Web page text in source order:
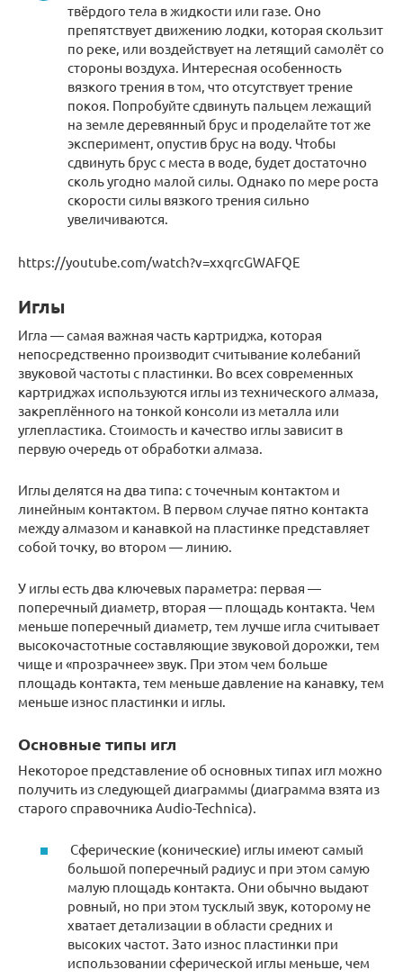
твёрдого тела в жидкости или газе. Оно
препятствует движению лодки, которая скользит
по реке, или воздействует на летящий самолёт со
стороны воздуха. Интересная особенность
вязкого трения в том, что отсутствует трение
покоя. Попробуйте сдвинуть пальцем лежащий
на земле деревянный брус и проделайте тот же
эксперимент, опустив брус на воду. Чтобы
сдвинуть брус с места в воде, будет достаточно
сколь угодно малой силы. Однако по мере роста
скорости силы вязкого трения сильно
увеличиваются.
https://youtube.com/watch?v=xxqrcGWAFQE
Иглы
Игла — самая важная часть картриджа, которая
непосредственно производит считывание колебаний
звуковой частоты с пластинки. Во всех современных
картриджах используются иглы из технического алмаза,
закреплённого на тонкой консоли из металла или
углепластика. Стоимость и качество иглы зависит в
первую очередь от обработки алмаза.
Иглы делятся на два типа: с точечным контактом и
линейным контактом. В первом случае пятно контакта
между алмазом и канавкой на пластинке представляет
собой точку, во втором — линию.
У иглы есть два ключевых параметра: первая —
поперечный диаметр, вторая — площадь контакта. Чем
меньше поперечный диаметр, тем лучше игла считывает
высокочастотные составляющие звуковой дорожки, тем
чище и «прозрачнее» звук. При этом чем больше
площадь контакта, тем меньше давление на канавку, тем
меньше износ пластинки и иглы.
Основные типы игл
Некоторое представление об основных типах игл можно
получить из следующей диаграммы (диаграмма взята из
старого справочника Audio-Technica).
Сферические (конические) иглы имеют самый
большой поперечный радиус и при этом самую
малую площадь контакта. Они обычно выдают
ровный, но при этом тусклый звук, которому не
хватает детализации в области средних и
высоких частот. Зато износ пластинки при
использовании сферической иглы меньше, чем